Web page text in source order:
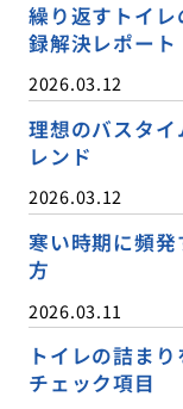
繰り返すトイ
録解決レポート
2026.03.12
理想のバスタ
レンド
2026.03.12
寒い時期に頻
方
2026.03.11
トイレの詰ま
チェック項目